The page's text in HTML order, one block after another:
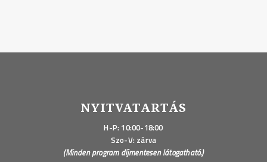
NYITVATARTÁS
H-P: 10:00-18:00
Szo-V: zárva
(Minden program díjmentesen látogatható.)